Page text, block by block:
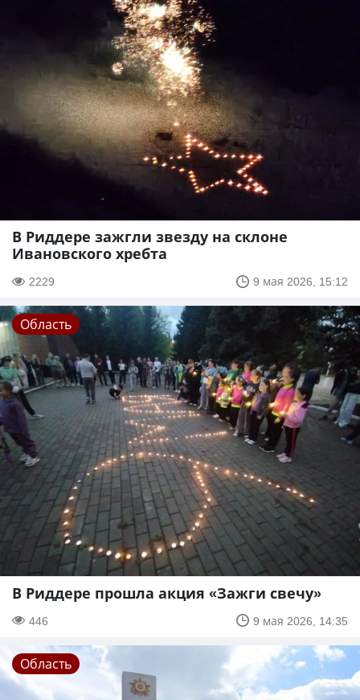
В Риддере зажгли звезду на склоне
Ивановского хребта
2229 9 мая 2026, 15:12
Область
В Риддере прошла акция «Зажги свечу»
446 9 мая 2026, 14:35
Область